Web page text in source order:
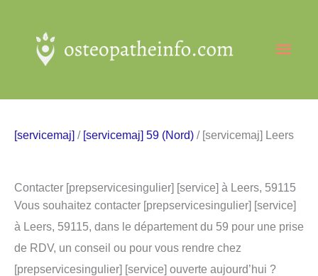
contenu
[servicemaj] / [servicemaj] 59 (Nord) / [servicemaj] Leers
Contacter [prepservicesingulier] [service] à Leers, 59115
Vous souhaitez contacter [prepservicesingulier] [service]
à Leers, 59115, dans le département du 59 pour une prise
de RDV, un conseil ou pour vous rendre chez
[prepservicesingulier] [service] ouverte aujourd’hui ?